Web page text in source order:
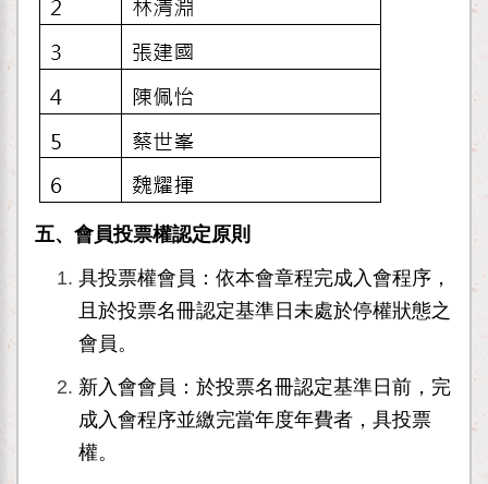
五、 會員投票權認定原則
具投票權會員：依本會章程完成入會程序，
且於投票名冊認定基準日未處於停權狀態之
會員。
新入會會員：於投票名冊認定基準日前，完
成入會程序並繳完當年度年費者，具投票
權。